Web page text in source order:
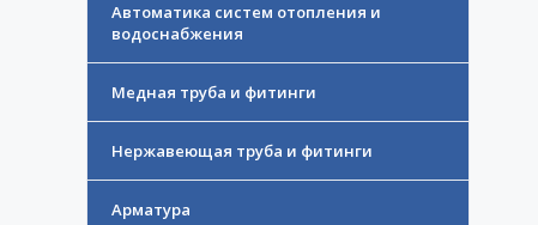
Автоматика систем отопления и
водоснабжения
Медная труба и фитинги
Нержавеющая труба и фитинги
Арматура